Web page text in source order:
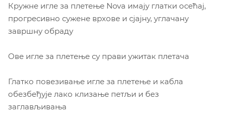
Кружне игле за плетење Nova имају глатки осећај,
прогресивно сужене врхове и сјајну, углачану
завршну обраду
Ове игле за плетење су прави ужитак плетача
Глатко повезивање игле за плетење и кабла
обезбеђује лако клизање петљи и без
заглављивања